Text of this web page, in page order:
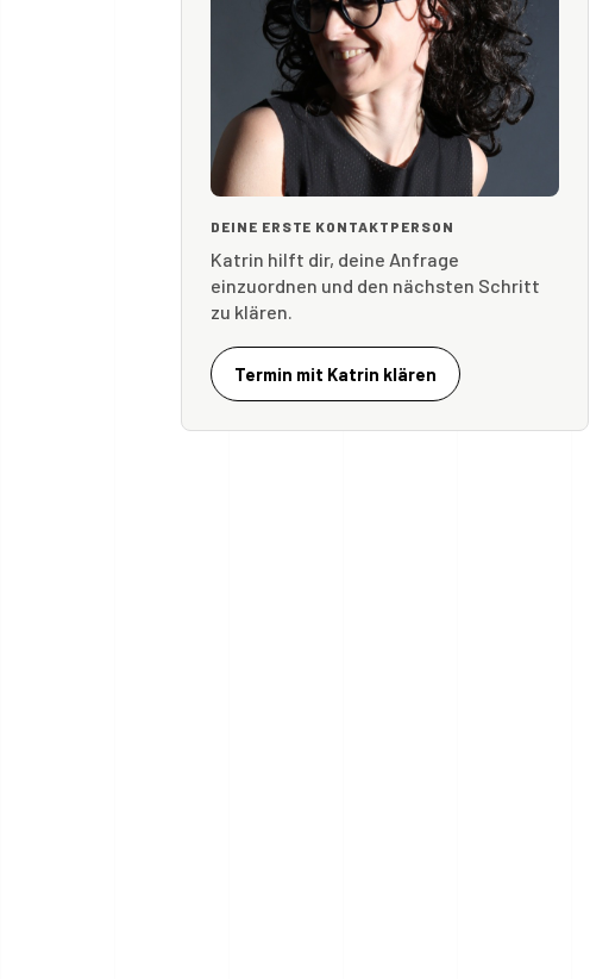
DEINE ERSTE KONTAKTPERSON
Katrin hilft dir, deine Anfrage
einzuordnen und den nächsten Schritt
zu klären.
Termin mit Katrin klären